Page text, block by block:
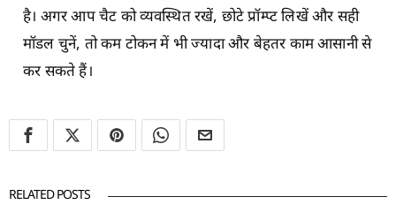
है। अगर आप चैट को व्यवस्थित रखें, छोटे प्रॉम्प्ट लिखें और सही
मॉडल चुनें, तो कम टोकन में भी ज्यादा और बेहतर काम आसानी से
कर सकते हैं।
RELATED POSTS